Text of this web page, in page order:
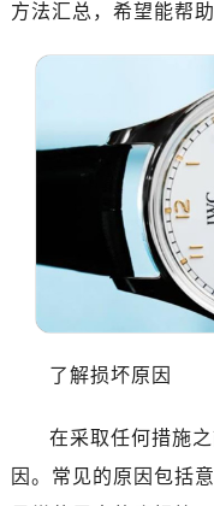
方法汇总，希望能帮
了解损坏原因
在采取任何措施
因。常见的原因包括